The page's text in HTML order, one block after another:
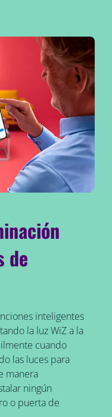
de
inteligentes
la luz WiZ a la
cuando
las luces para
manera
ningún
o puerta de